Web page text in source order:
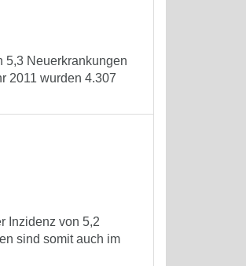
5,3 Neuerkrankungen
2011 wurden 4.307
Inzidenz von 5,2
sind somit auch im